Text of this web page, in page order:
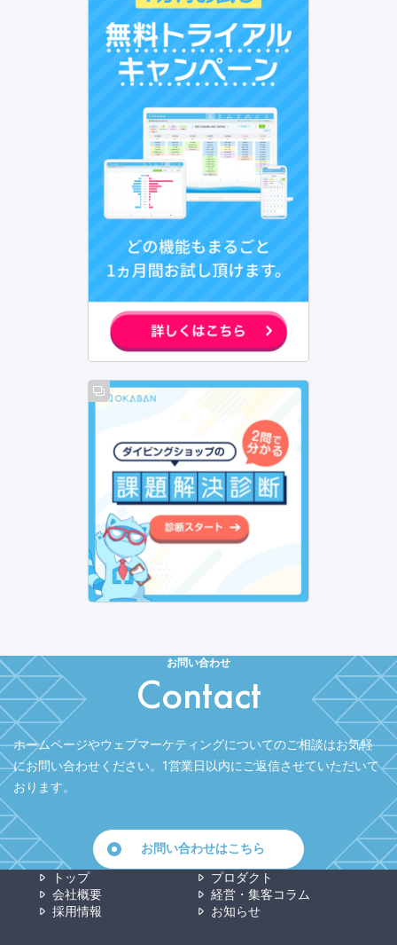
お問い合わせ
Contact
ホームページやウェブマーケティングについてのご相談はお気軽
にお問い合わせください。 1営業日以内にご返信させていただいて
おります。
お問い合わせはこちら
トップ
プロダクト
会社概要
経営・集客コラム
採用情報
お知らせ